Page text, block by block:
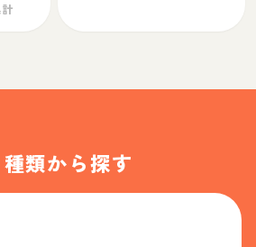
種類から探す